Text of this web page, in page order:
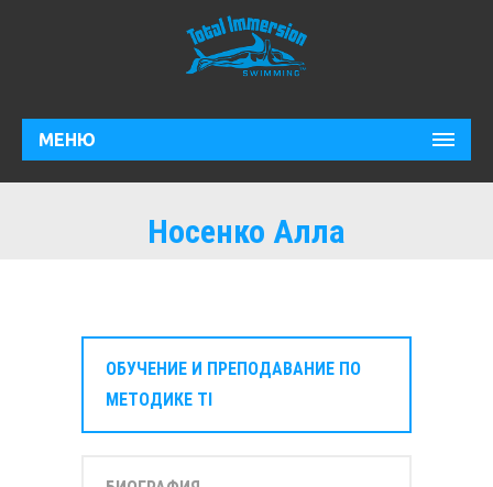
МЕНЮ
Носенко Алла
ОБУЧЕНИЕ И ПРЕПОДАВАНИЕ ПО
МЕТОДИКЕ TI